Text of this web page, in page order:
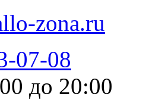
zona.ru
07-08
до 20:00